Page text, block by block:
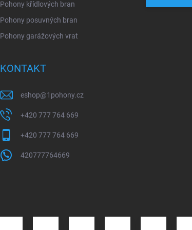
Pohony křídlových bran
Pohony posuvných bran
Pohony garážových vrat
KONTAKT
eshop@1pohony.cz
+420 777 764 669
+420 777 764 669
420777764669